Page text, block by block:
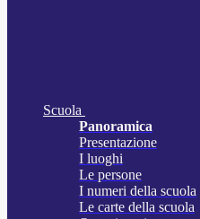
Scuola
Panoramica
Presentazione
I luoghi
Le persone
I numeri della scuola
Le carte della scuola